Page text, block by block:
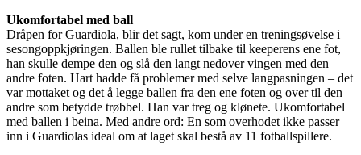
Ukomfortabel med ball
Dråpen for Guardiola, blir det sagt, kom under en treningsøvelse i
sesongoppkjøringen. Ballen ble rullet tilbake til keeperens ene fot,
han skulle dempe den og slå den langt nedover vingen med den
andre foten. Hart hadde få problemer med selve langpasningen – det
var mottaket og det å legge ballen fra den ene foten og over til den
andre som betydde trøbbel. Han var treg og klønete. Ukomfortabel
med ballen i beina. Med andre ord: En som overhodet ikke passer
inn i Guardiolas ideal om at laget skal bestå av 11 fotballspillere.